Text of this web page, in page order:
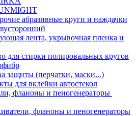
абразивные круги и наждачки
лента, укрывочная пленка и
для стирки полировальных кругов
защиты (перчатки, маски...)
для вклейки автостекол
фланоны и пеногенераторы
фланоны и пеногенераторы